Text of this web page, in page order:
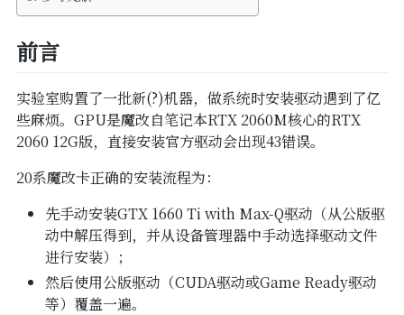
前言
实验室购置了一批新(?)机器，做系统时安装驱动遇到了亿
些麻烦。GPU是魔改自笔记本RTX 2060M核心的RTX
2060 12G版，直接安装官方驱动会出现43错误。
20系魔改卡正确的安装流程为：
先手动安装GTX 1660 Ti with Max-Q驱动（从公版驱
动中解压得到，并从设备管理器中手动选择驱动文件
进行安装）；
然后使用公版驱动（CUDA驱动或Game Ready驱动
等）覆盖一遍。